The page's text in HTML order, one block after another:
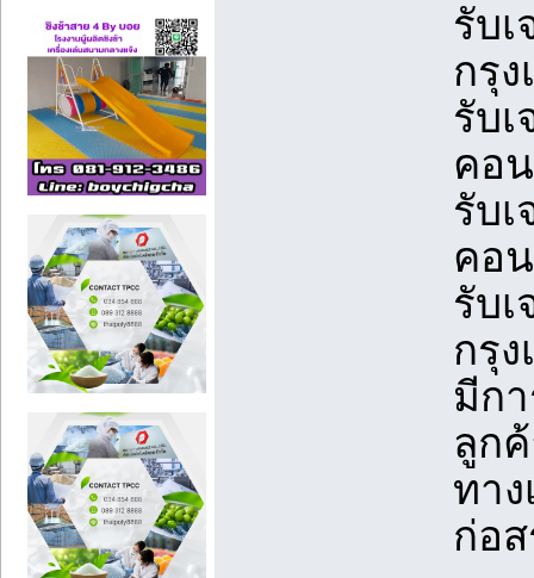
รับ
กรุ
รับ
คอ
รับ
คอ
รับ
กรุ
มีก
ลูก
ทา
ก่อ